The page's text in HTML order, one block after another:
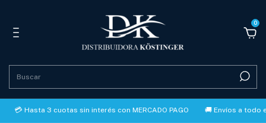
0
Hasta 3 cuotas sin interés con MERCADO PAGO 🚚 Envíos a todo el país